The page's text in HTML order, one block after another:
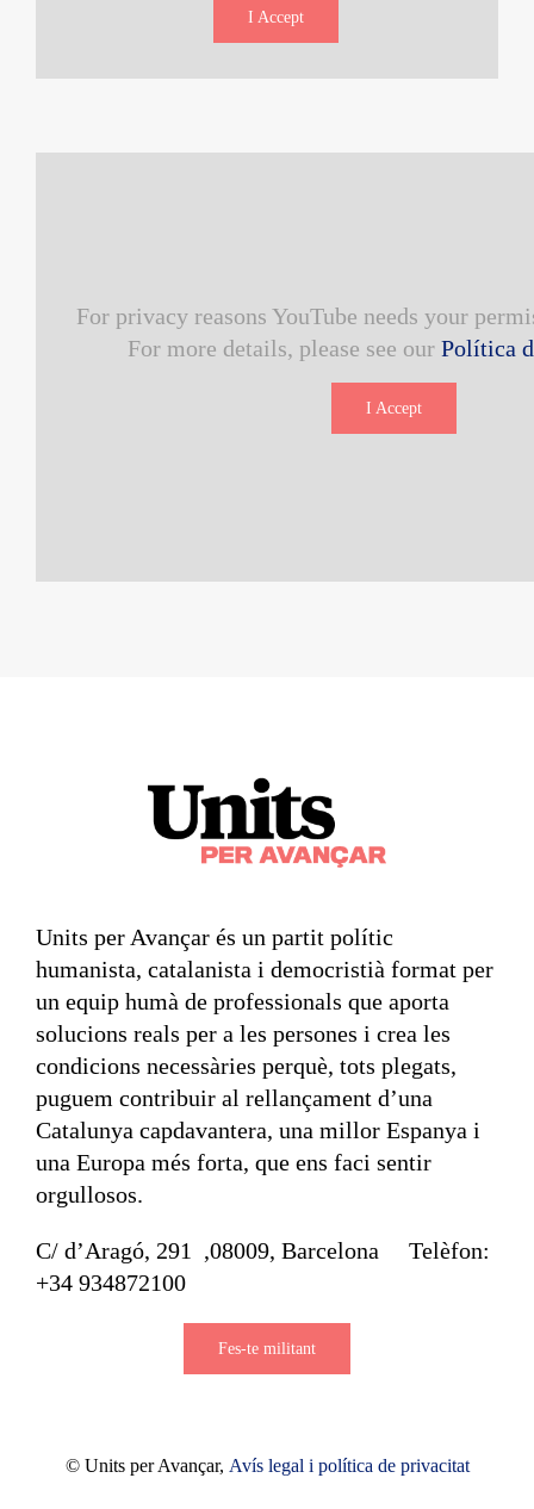
I Accept
For privacy reasons YouTube needs your
For more details, please see our Política
I Accept
Units per Avançar és un partit polític
humanista, catalanista i democristià format per
un equip humà de professionals que aporta
solucions reals per a les persones i crea les
condicions necessàries perquè, tots plegats,
puguem contribuir al rellançament d’una
Catalunya capdavantera, una millor Espanya i
una Europa més forta, que ens faci sentir
orgullosos.
C/ d’Aragó, 291 ,08009, Barcelona Telèfon:
+34 934872100
Fes-te militant
© Units per Avançar, Avís legal i política de privacitat